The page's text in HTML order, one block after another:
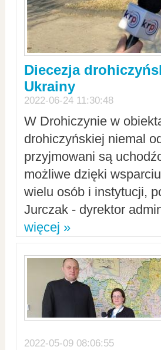
Diecezja
Ukrainy
2022-06-24 11:30:48
W Drohiczynie w
drohiczyńskiej niemal
przyjmowani są
możliwe dzięki
wielu osób i instytucji,
Jurczak - dyrektor
więcej »
2022-05-09 08:06:55